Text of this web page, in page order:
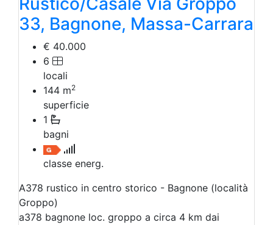
33, Bagnone, Massa-Carrara
€ 40.000
6
locali
144 m2
superficie
1
bagni
classe energ.
A378 rustico in centro storico - Bagnone (località
Groppo)
a378 bagnone loc. groppo a circa 4 km dai